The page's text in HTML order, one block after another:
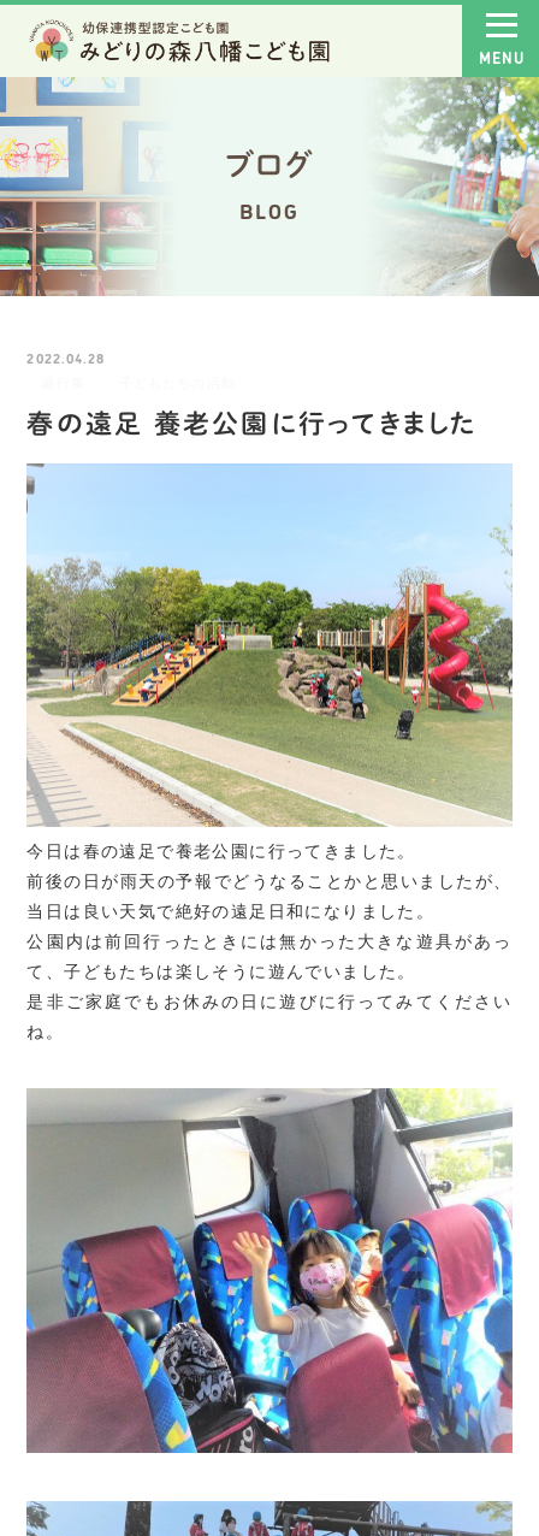
ブログ
BLOG
2022.04.28
春の遠足 養老公園に行ってきました
今日は春の遠足で養老公園に行ってきました。
前後の日が雨天の予報でどうなることかと思いましたが、
当日は良い天気で絶好の遠足日和になりました。
公園内は前回行ったときには無かった大きな遊具があっ
て、子どもたちは楽しそうに遊んでいました。
是非ご家庭でもお休みの日に遊びに行ってみてください
ね。